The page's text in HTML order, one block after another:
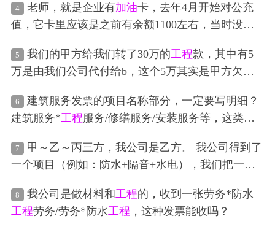
4 老师，就是企业有加油卡，去年4月开始对公充
值，它卡里应该是之前有余额1100左右，当时没考
整？
5 我们的甲方给我们转了30万的工程款，其中有5
万是由我们公司代付给b，这个5万其实是甲方欠的
写什么呢
6
建筑服务发票的项目名称部分，一定要写明细？
建筑服务*工程服务/修缮服务/安装服务等，这类型
7
甲～乙～丙三方，我公司是乙方。 我公司得到了
一个项目（例如：防水+隔音+水电），我们把一部
们乙方做结算了，开票是怎么开呢？ 我开给甲方建
筑服务*工程服务，丙方开给我建筑服务*工程
8 我公司是做材料和工程的，收到一张劳务*防水
工程劳务/劳务*防水工程 ，这种发票能收吗？